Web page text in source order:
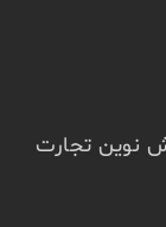
نوین تجارت